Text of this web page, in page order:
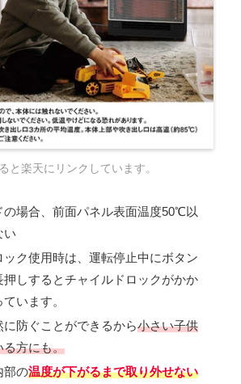
と楽天にリンクしています。
の場合、前面パネル表面温度50℃以
い
ック使用時は、運転停止中にボタン
押しするとチャイルドロックがかか
います。
防ぐことができるから小さい子供
る方にも。
部の温度が下がるまで取り外せない